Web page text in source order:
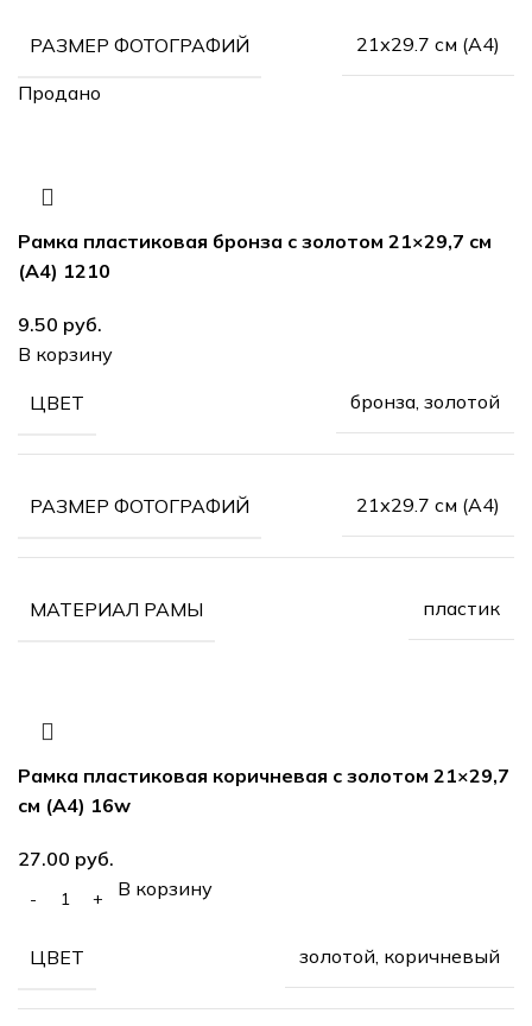
РАЗМЕР ФОТОГРАФИЙ 21х29.7 см (А4)
Продано
Рамка пластиковая бронза с золотом 21×29,7 см
(А4) 1210
руб.
В корзину
ЦВЕТ бронза, золотой
РАЗМЕР ФОТОГРАФИЙ 21х29.7 см (А4)
МАТЕРИАЛ РАМЫ пластик
Рамка пластиковая коричневая с золотом 21×29,7
см (А4) 16w
руб.
В корзину
ЦВЕТ золотой, коричневый